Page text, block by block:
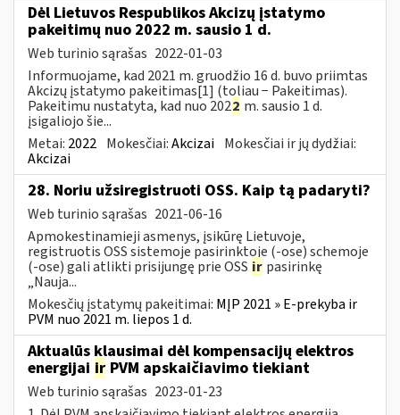
Dėl Lietuvos Respublikos Akcizų įstatymo
pakeitimų nuo 2022 m. sausio 1 d.
Web turinio sąrašas 2022-01-03
Informuojame, kad 2021 m. gruodžio 16 d. buvo priimtas
Akcizų įstatymo pakeitimas[1] (toliau − Pakeitimas).
Pakeitimu nustatyta, kad nuo 2022 m. sausio 1 d.
įsigaliojo šie...
Metai: 2022 Mokesčiai:Akcizai Mokesčiai ir jų dydžiai:
Akcizai
28. Noriu užsiregistruoti OSS. Kaip tą padaryti?
Web turinio sąrašas 2021-06-16
Apmokestinamieji asmenys, įsikūrę Lietuvoje,
registruotis OSS sistemoje pasirinktoje (-ose) schemoje
(-ose) gali atlikti prisijungę prie OSS ir pasirinkę
„Nauja...
Mokesčių įstatymų pakeitimai: MĮP 2021 » E-prekyba ir
PVM nuo 2021 m. liepos 1 d.
Aktualūs klausimai dėl kompensacijų elektros
energijai ir PVM apskaičiavimo tiekiant
Web turinio sąrašas 2023-01-23